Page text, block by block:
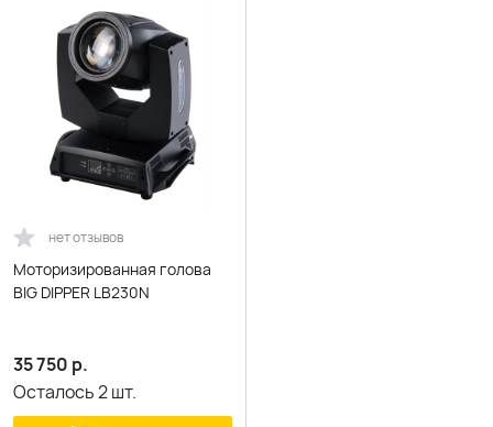
нет отзывов
Моторизированная голова
BIG DIPPER LB230N
35 750 р.
Осталось2шт.